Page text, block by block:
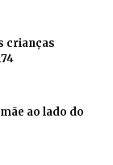
crianças
ao lado do